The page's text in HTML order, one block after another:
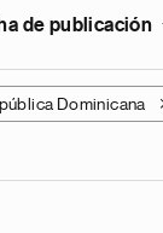
de publicación
Dominicana